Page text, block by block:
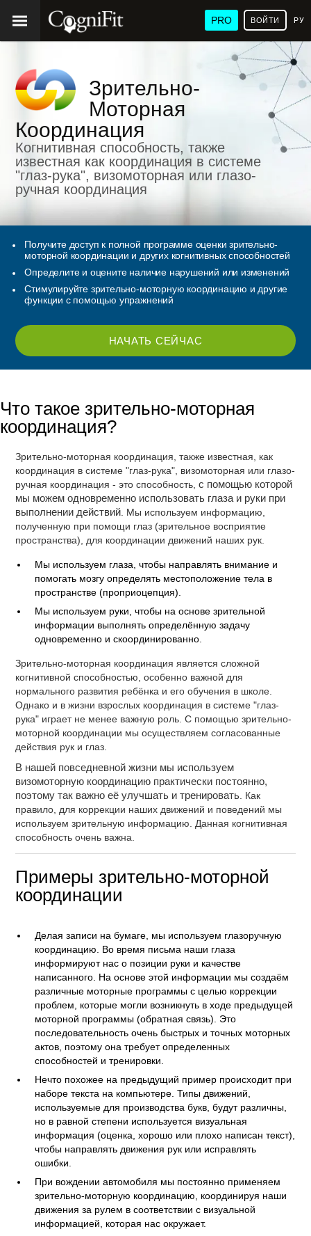
PRO ВОЙТИ
Зрительно-
Моторная
Координация
Когнитивная способность, также
известная как координация в системе
"глаз-рука", визомоторная или глазо-
ручная координация
Получите доступ к полной программе оценки зрительно-
моторной координации и других когнитивных способностей
Определите и оцените наличие нарушений или изменений
Стимулируйте зрительно-моторную координацию и другие
функции с помощью упражнений
НАЧАТЬ СЕЙЧАС
Что такое зрительно-моторная
координация?
Зрительно-моторная координация, также известная, как
координация в системе "глаз-рука", визомоторная или глазо-
ручная координация - это способность, с помощью которой
мы можем одновременно использовать глаза и руки при
выполнении действий . Мы используем информацию,
полученную при помощи глаз (зрительное восприятие
пространства), для координации движений наших рук.
Мы используем глаза, чтобы направлять внимание и
помогать мозгу определять местоположение тела в
пространстве (проприоцепция).
Мы используем руки, чтобы на основе зрительной
информации выполнять определённую задачу
одновременно и скоординированно.
Зрительно-моторная координация является сложной
когнитивной способностью, особенно важной для
нормального развития ребёнка и его обучения в школе.
Однако и в жизни взрослых координация в системе "глаз-
рука" играет не менее важную роль. С помощью зрительно-
моторной координации мы осуществляем согласованные
действия рук и глаз.
В нашей повседневной жизни мы используем
визомоторную координацию практически постоянно,
поэтому так важно её улучшать и тренировать . Как
правило, для коррекции наших движений и поведений мы
используем зрительную информацию. Данная когнитивная
способность очень важна.
Примеры зрительно-моторной
координации
Делая записи на бумаге, мы используем глазоручную
координацию. Во время письма наши глаза
информируют нас о позиции руки и качестве
написанного. На основе этой информации мы создаём
различные моторные программы с целью коррекции
проблем, которые могли возникнуть в ходе предыдущей
моторной программы (обратная связь). Это
последовательность очень быстрых и точных моторных
актов, поэтому она требует определенных
способностей и тренировки.
Нечто похожее на предыдущий пример происходит при
наборе текста на компьютере. Типы движений,
используемые для производства букв, будут различны,
но в равной степени используется визуальная
информация (оценка, хорошо или плохо написан текст),
чтобы направлять движения рук или исправлять
ошибки.
При вождении автомобиля мы постоянно применяем
зрительно-моторную координацию, координируя наши
движения за рулем в соответствии с визуальной
информацией, которая нас окружает.